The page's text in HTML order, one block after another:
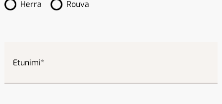
Herra Rouva
Etunimi